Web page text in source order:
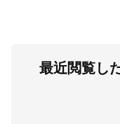
最近閲覧し